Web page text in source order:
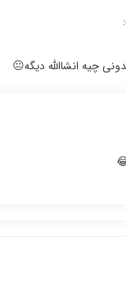
چیه انشاالله دیگه😐